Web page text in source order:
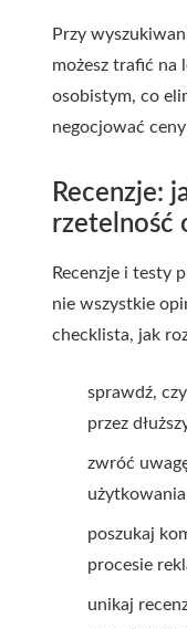
Przy
możesz trafić na
osobistym, co
negocjować
Recenzje:
rzetelność
Recenzje i testy
nie wszystkie
checklista, jak
sprawdź,
przez
zwróć
poszukaj
procesie
unikaj